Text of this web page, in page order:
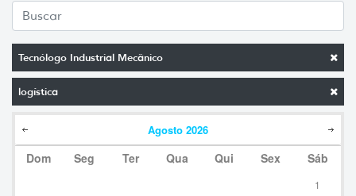
Tecnólogo Industrial Mecânico
logística
Agosto 2026
Dom Seg Ter Qua Qui Sex Sáb
1